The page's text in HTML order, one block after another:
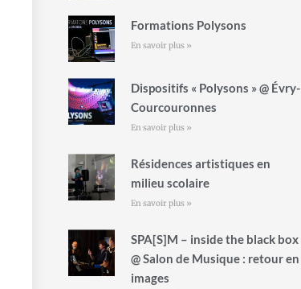
Formations Polysons
En savoir plus »
Dispositifs « Polysons » @ Évry-
Courcouronnes
En savoir plus »
Résidences artistiques en
milieu scolaire
En savoir plus »
SPA[S]M – inside the black box
@ Salon de Musique : retour en
images